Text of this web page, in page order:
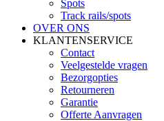
Spots
Track rails/spots
OVER ONS
KLANTENSERVICE
Contact
Veelgestelde vragen
Bezorgopties
Retourneren
Garantie
Offerte Aanvragen